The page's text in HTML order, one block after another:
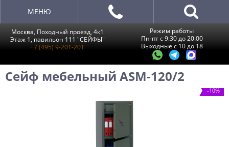
Москва, Походный проезд, 4к1
Этаж 1, павильон 111 "СЕЙФЫ"
+7 (495) 9-201-201
Режим работы
Пн-пт с 9:30 до 20:00
Выходные с 10 до 18
МЕНЮ
Сейф мебельный ASM-120/2
-10%